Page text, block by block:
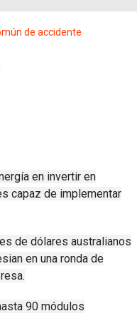
de accidente
en invertir en
capaz de implementar
de dólares australianos
en una ronda de
90 módulos